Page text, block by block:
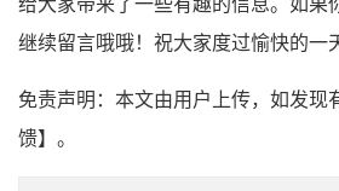
给大家带来了一些有趣的信息。如果
继续留言哦哦！祝大家度过愉快的一
免责声明：本文由用户上传，如发现
馈】。